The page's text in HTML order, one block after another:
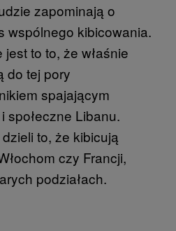
zapominają o
wspólnego kibicowania.
to to, że właśnie
do tej pory
spajającym
społeczne Libanu.
to, że kibicują
czy Francji,
podziałach.